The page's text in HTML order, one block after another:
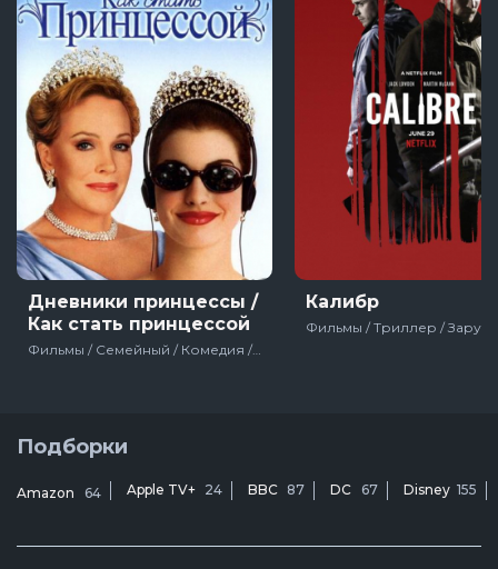
Дневники принцессы /
Как стать принцессой
Фильмы / Семейный / Комедия / Мелодрама / Про девушек / Disney / США
Калибр
Подборки
Amazon 64 Apple TV+ 24 BBC 87 DC 67 Disney 155